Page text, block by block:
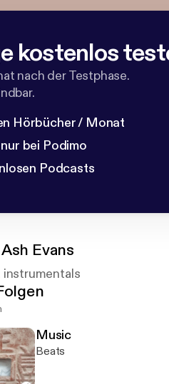
kostenlos
nach der Testphase.
Hörbücher / Monat
bei Podimo
Podcasts
Ash Evans
instrumentals
Music
Beats